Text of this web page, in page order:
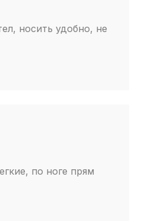
носить удобно, не
по ноге прям